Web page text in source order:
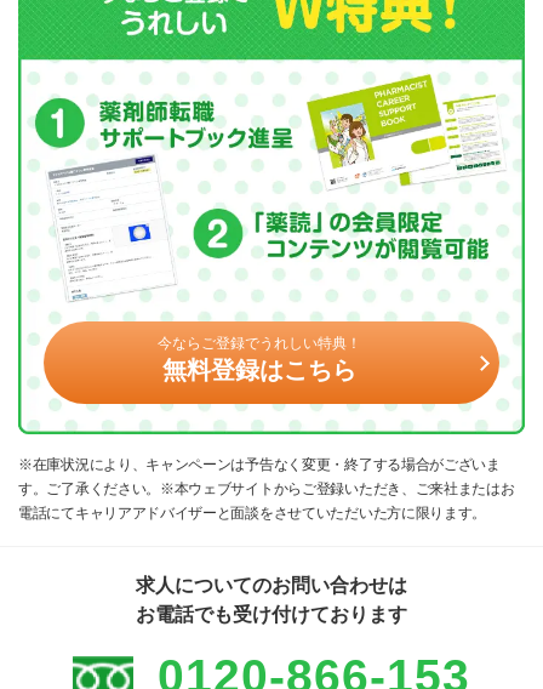
今ならご登録でうれしい特典！
無料登録はこちら
※在庫状況により、キャンペーンは予告なく変更・終了する場合がございま
す。ご了承ください。※本ウェブサイトからご登録いただき、ご来社またはお
電話にてキャリアアドバイザーと面談をさせていただいた方に限ります。
求人についてのお問い合わせは
お電話でも受け付けております
0120-866-153